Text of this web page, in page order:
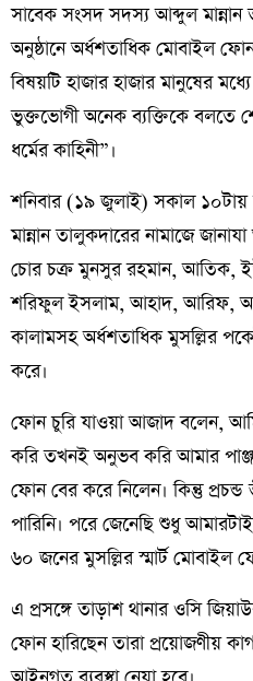
সাবেক সংসদ সদস্য আব্দুল মান্নান
অনুষ্ঠানে অর্ধশতাধিক মোবাইল
বিষয়টি হাজার হাজার মানুষের
ভুক্তভোগী অনেক ব্যক্তিকে বলতে
ধর্মের কাহিনী”।
শনিবার (১৯ জুলাই) সকাল ১০টায়
মান্নান তালুকদারের নামাজে
চোর চক্র মুনসুর রহমান, আতিক,
শরিফুল ইসলাম, আহাদ, আরিফ,
কালামসহ অর্ধশতাধিক মুসল্লির
করে।
ফোন চুরি যাওয়া আজাদ বলেন,
করি তখনই অনুভব করি আমার
ফোন বের করে নিলেন। কিন্তু
পারিনি। পরে জেনেছি শুধু
৬০ জনের মুসল্লির স্মার্ট মোবাইল
এ প্রসঙ্গে তাড়াশ থানার ওসি
ফোন হারিছেন তারা প্রয়োজণীয়